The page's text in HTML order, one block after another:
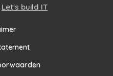
Let's build IT